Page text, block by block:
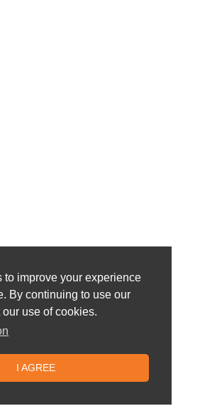
to improve your experience
By continuing to use our
use of cookies.
I AGREE